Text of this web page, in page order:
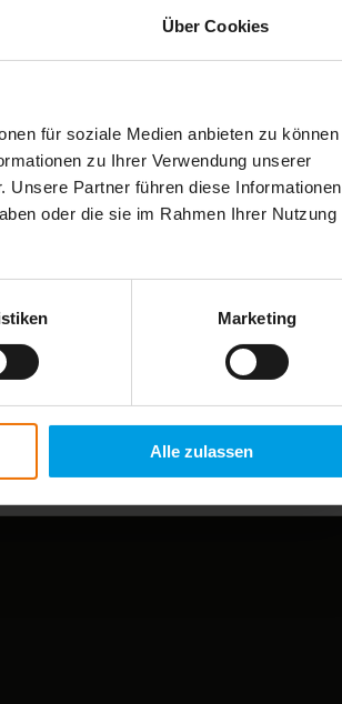
Über Cookies
für soziale Medien anbieten zu können
zu Ihrer Verwendung unserer
Unsere Partner führen diese Informationen
oder die sie im Rahmen Ihrer Nutzung
Marketing
Alle zulassen